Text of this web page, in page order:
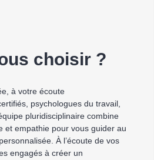
choisir ?
à votre écoute
psychologues du travail,
pluridisciplinaire combine
et empathie pour vous guider au
À l’écoute de vos
engagés à créer un